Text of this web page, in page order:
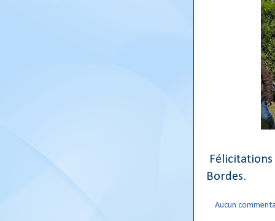
Félicitations
Bordes.
Aucun